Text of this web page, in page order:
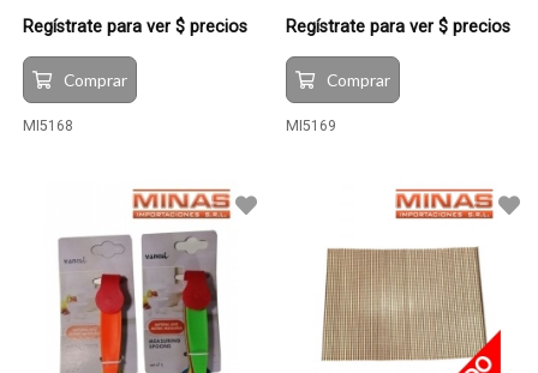
Regístrate para ver $ precios
Comprar
MI5168
Regístrate para ver $ precios
Comprar
MI5169